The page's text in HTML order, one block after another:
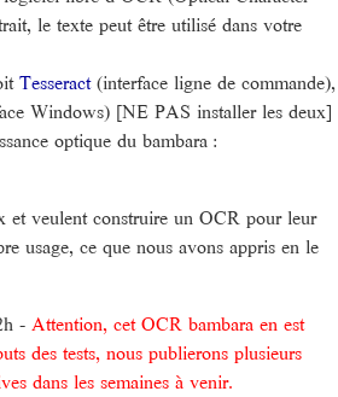
le texte peut être utilisé dans votre
Tesseract(interface ligne de commande),
Windows) [NE PAS installer les deux]
optique du bambara :
et veulent construire un OCR pour leur
usage, ce que nous avons appris en le
- Attention, cet OCR bambara en est
des tests, nous publierons plusieurs
dans les semaines à venir.